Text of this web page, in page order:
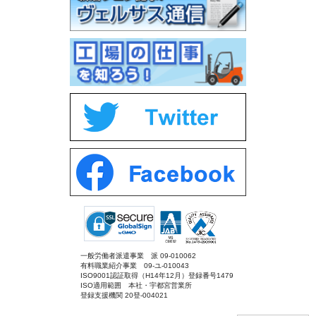
一般労働者派遣事業 派 09-010062
有料職業紹介事業 09-ユ-010043
ISO9001認証取得（H14年12月）登録番号1479
ISO適用範囲 本社・宇都宮営業所
登録支援機関 20登-004021